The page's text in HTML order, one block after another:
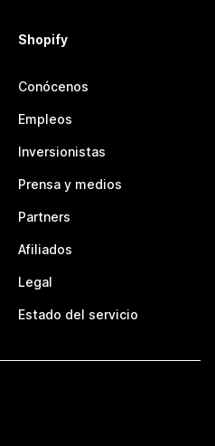
Shopify
Conócenos
Empleos
Inversionistas
Prensa y medios
Partners
Afiliados
Legal
Estado del servicio